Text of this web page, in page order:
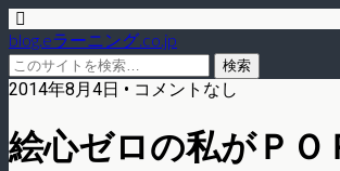
blog.eラーニング.co.jp
2014年8月4日 • コメントなし
絵心ゼロの私がＰＯ